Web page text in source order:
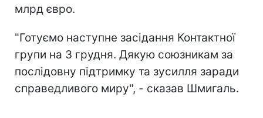
млрд євро.
"Готуємо наступне засідання Контактної
групи на 3 грудня. Дякую союзникам за
послідовну підтримку та зусилля заради
справедливого миру", - сказав Шмигаль.